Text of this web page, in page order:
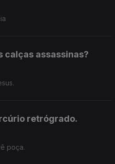
calças assassinas?
retrógrado.
poça.